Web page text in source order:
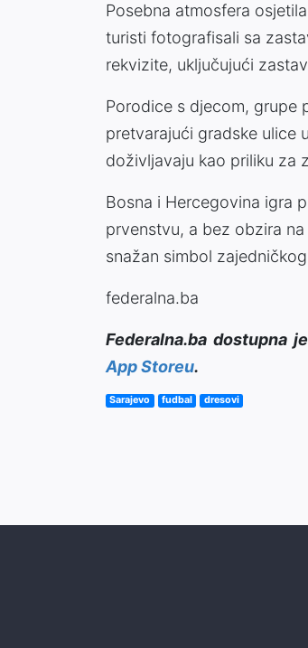
Posebna atmosfera
turisti fotografisali sa
rekvizite, uključujući
Porodice s djecom, grupe
pretvarajući gradske ulice
doživljavaju kao priliku za
Bosna i Hercegovina igra
prvenstvu, a bez obzira
snažan simbol
federalna.ba
Federalna.ba dostupna
App Storeu.
Sarajevo fudbal dresovi